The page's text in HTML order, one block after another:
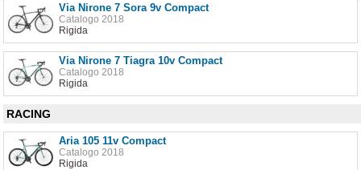
Via Nirone 7 Sora 9v Compact
Catalogo 2018
Rigida
Via Nirone 7 Tiagra 10v Compact
Catalogo 2018
Rigida
RACING
Aria 105 11v Compact
Catalogo 2018
Rigida